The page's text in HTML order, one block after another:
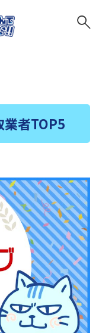
者TOP5